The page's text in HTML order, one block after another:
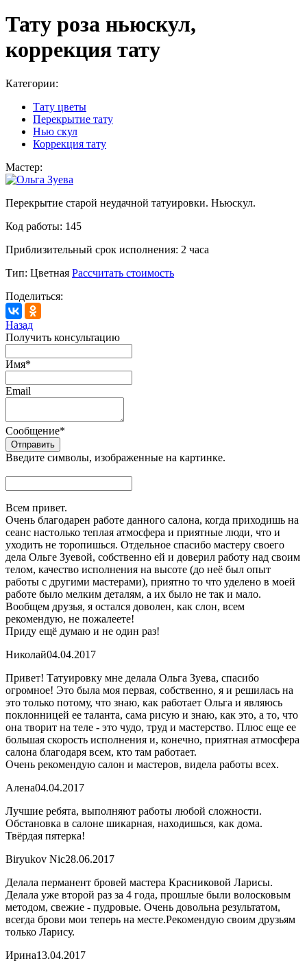
Тату роза ньюскул,
коррекция тату
Категории:
Тату цветы
Перекрытие тату
Нью скул
Коррекция тату
Мастер:
Перекрытие старой неудачной татуировки. Ньюскул.
Код работы: 145
Приблизительный срок исполнения: 2 часа
Тип: Цветная Рассчитать стоимость
Поделиться:
Назад
Получить консультацию
Имя*
Email
Сообщение*
Введите символы, изображенные на картинке.
Всем привет.
Очень благодарен работе данного салона, когда приходишь на
сеанс настолько теплая атмосфера и приятные люди, что и
уходить не торопишься. Отдельное спасибо мастеру своего
дела Ольге Зуевой, собственно ей и доверил работу над своим
телом, качество исполнения на высоте (до неё был опыт
работы с другими мастерами), приятно то что уделено в моей
работе было мелким деталям, а их было не так и мало.
Вообщем друзья, я остался доволен, как слон, всем
рекомендую, не пожалеете!
Приду ещё думаю и не один раз!
Николай04.04.2017
Привет! Татуировку мне делала Ольга Зуева, спасибо
огромное! Это была моя первая, собственно, я и решилась на
это только потому, что знаю, как работает Ольга и являюсь
поклонницей ее таланта, сама рисую и знаю, как это, а то, что
она творит на теле - это чудо, труд и мастерство. Плюс еще ее
большая скорость исполнения и, конечно, приятная атмосфера
салона благодаря всем, кто там работает.
Очень рекомендую салон и мастеров, видела работы всех.
Алена04.04.2017
Лучшие ребята, выполняют работы любой сложности.
Обстановка в салоне шикарная, находишься, как дома.
Твёрдая пятерка!
Biryukov Nic28.06.2017
Делала перманент бровей мастера Красниковой Ларисы.
Делала уже второй раз за 4 года, прошлые были волосковым
методом, свежие - пудровые. Очень довольна результатом,
всегда брови мои теперь на месте.Рекомендую своим друзьям
только Ларису.
Ирина13.04.2017